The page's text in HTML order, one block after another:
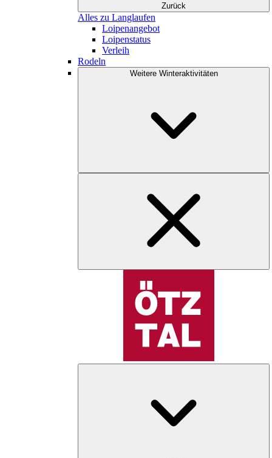
Zurück
Alles zu Langlaufen
Loipenangebot
Loipenstatus
Verleih
Rodeln
Weitere Winteraktivitäten